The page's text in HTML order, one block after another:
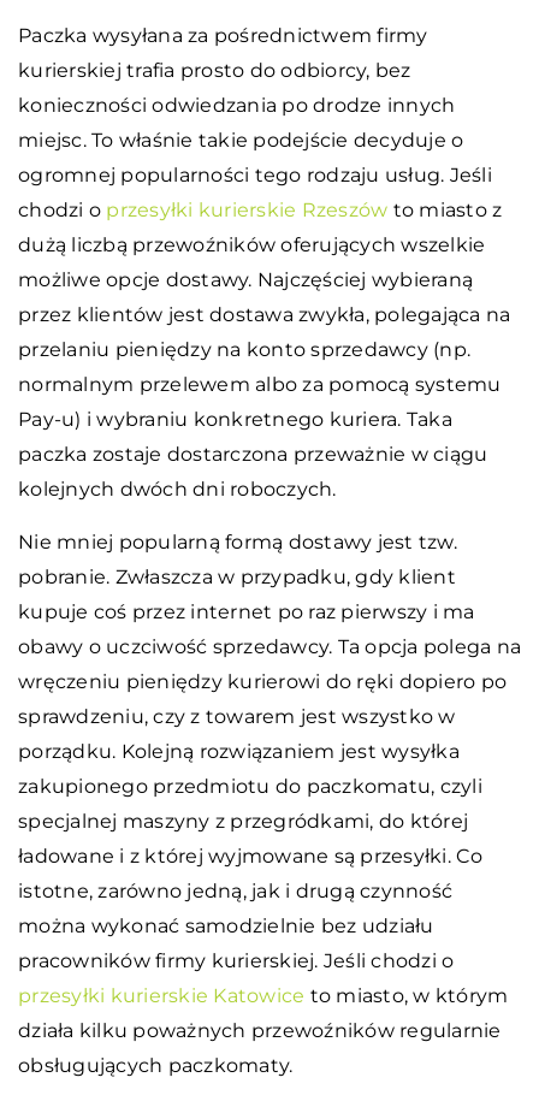
Paczka wysyłana za pośrednictwem firmy
kurierskiej trafia prosto do odbiorcy, bez
konieczności odwiedzania po drodze innych
miejsc. To właśnie takie podejście decyduje o
ogromnej popularności tego rodzaju usług. Jeśli
chodzi o przesyłki kurierskie Rzeszów to miasto z
dużą liczbą przewoźników oferujących wszelkie
możliwe opcje dostawy. Najczęściej wybieraną
przez klientów jest dostawa zwykła, polegająca na
przelaniu pieniędzy na konto sprzedawcy (np.
normalnym przelewem albo za pomocą systemu
Pay-u) i wybraniu konkretnego kuriera. Taka
paczka zostaje dostarczona przeważnie w ciągu
kolejnych dwóch dni roboczych.
Nie mniej popularną formą dostawy jest tzw.
pobranie. Zwłaszcza w przypadku, gdy klient
kupuje coś przez internet po raz pierwszy i ma
obawy o uczciwość sprzedawcy. Ta opcja polega na
wręczeniu pieniędzy kurierowi do ręki dopiero po
sprawdzeniu, czy z towarem jest wszystko w
porządku. Kolejną rozwiązaniem jest wysyłka
zakupionego przedmiotu do paczkomatu, czyli
specjalnej maszyny z przegródkami, do której
ładowane i z której wyjmowane są przesyłki. Co
istotne, zarówno jedną, jak i drugą czynność
można wykonać samodzielnie bez udziału
pracowników firmy kurierskiej. Jeśli chodzi o
przesyłki kurierskie Katowice to miasto, w którym
działa kilku poważnych przewoźników regularnie
obsługujących paczkomaty.